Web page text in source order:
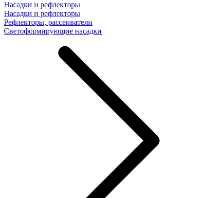
Насадки и рефлекторы
Насадки и рефлекторы
Рефлекторы, рассеиватели
Светоформирующие насадки